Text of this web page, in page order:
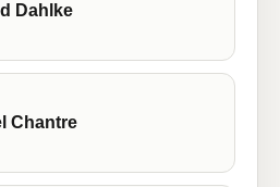
Dahlke
Chantre